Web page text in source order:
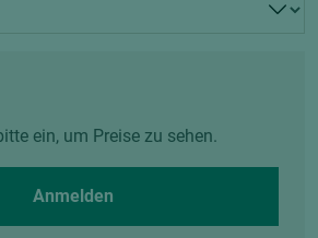
ein, um Preise zu sehen.
Anmelden